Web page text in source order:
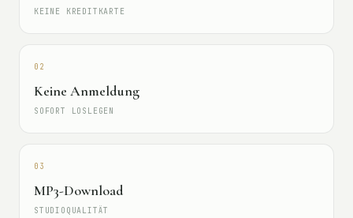
KEINE KREDITKARTE
02
Keine Anmeldung
SOFORT LOSLEGEN
03
MP3-Download
STUDIOQUALITÄT